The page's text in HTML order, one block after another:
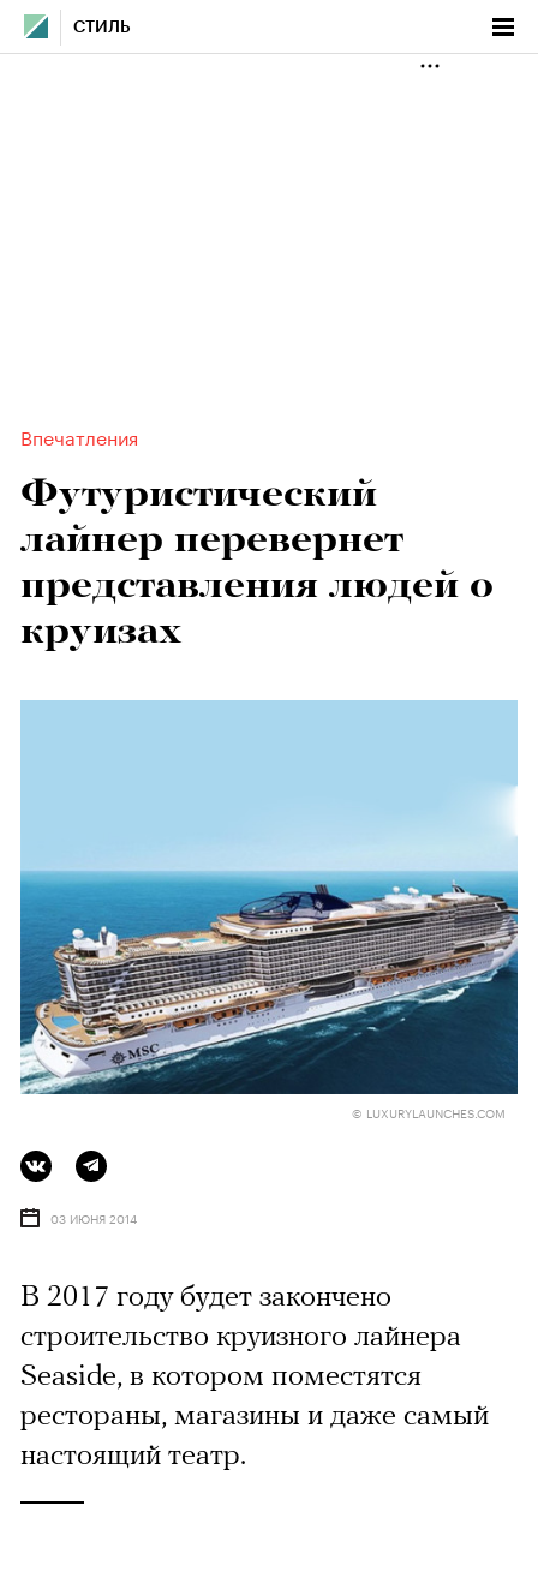
СТИЛЬ
Впечатления
Футуристический
лайнер перевернет
представления людей о
круизах
© LUXURYLAUNCHES.COM
03 ИЮНЯ 2014
В 2017 году будет закончено
строительство круизного лайнера
Seaside, в котором поместятся
рестораны, магазины и даже самый
настоящий театр.